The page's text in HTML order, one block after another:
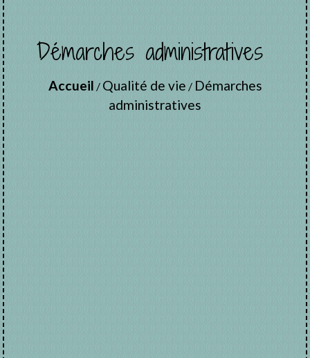
Démarches administratives
Accueil / Qualité de vie / Démarches
administratives